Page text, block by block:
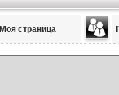
Моя страница